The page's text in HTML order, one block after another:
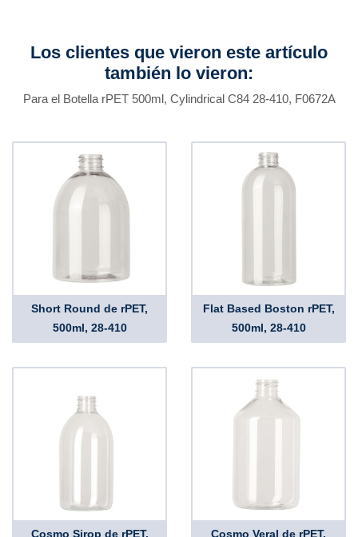
Los clientes que vieron este artículo
también lo vieron:
Para el Botella rPET 500ml, Cylindrical C84 28-410, F0672A
Short Round de rPET,
500ml, 28-410
Flat Based Boston rPET,
500ml, 28-410
Cosmo Sirop de rPET,
Cosmo Veral de rPET,